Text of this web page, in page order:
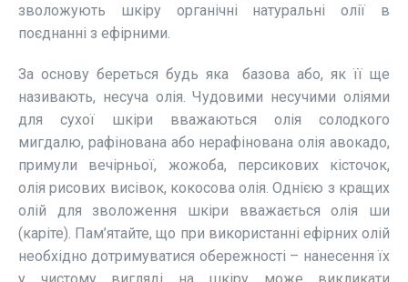
зволожують шкіру органічні натуральні олії в
поєднанні з ефірними.
За основу береться будь яка базова або, як її ще
називають, несуча олія. Чудовими несучими оліями
для сухої шкіри вважаються олія солодкого
мигдалю, рафінована або нерафінована олія авокадо,
примули вечірньої, жожоба, персикових кісточок,
олія рисових висівок, кокосова олія. Однією з кращих
олій для зволоження шкіри вважається олія ши
(каріте). Пам’ятайте, що при використанні ефірних олій
необхідно дотримуватися обережності – нанесення їх
у чистому вигляді на шкіру може викликати